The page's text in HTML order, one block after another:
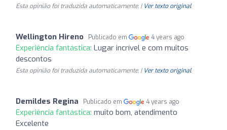
Esta opinião foi traduzida automaticamente. | Ver texto original
Wellington Hireno Publicado em 4 years ago
Experiência fantástica: Lugar incrível e com muitos
descontos
Esta opinião foi traduzida automaticamente. | Ver texto original
Demildes Regina Publicado em 4 years ago
Experiência fantástica: muito bom, atendimento
Excelente